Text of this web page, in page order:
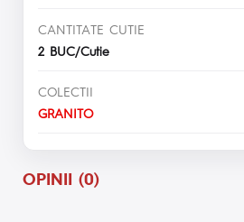
CANTITATE CUTIE
2 BUC/Cutie
COLECTII
GRANITO
OPINII (0)